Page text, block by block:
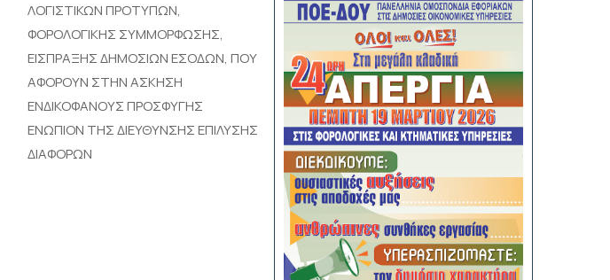
ΛΟΓΙΣΤΙΚΩΝ ΠΡΟΤΥΠΩΝ,
ΦΟΡΟΛΟΓΙΚΗΣ ΣΥΜΜΟΡΦΩΣΗΣ,
ΕΙΣΠΡΑΞΗΣ ΔΗΜΟΣΙΩΝ ΕΣΟΔΩΝ, ΠΟΥ
ΑΦΟΡΟΥΝ ΣΤΗΝ ΑΣΚΗΣΗ
ΕΝΔΙΚΟΦΑΝΟΥΣ ΠΡΟΣΦΥΓΗΣ
ΕΝΩΠΙΟΝ ΤΗΣ ΔΙΕΥΘΥΝΣΗΣ ΕΠΙΛΥΣΗΣ
ΔΙΑΦΟΡΩΝ